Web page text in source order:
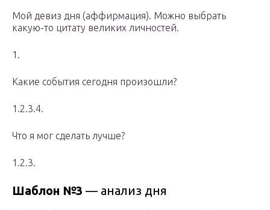
Мой девиз дня (аффирмация). Можно выбрать
какую-то цитату великих личностей.
1.
Какие события сегодня произошли?
1.2.3.4.
Что я мог сделать лучше?
1.2.3.
Шаблон №3 — анализ дня